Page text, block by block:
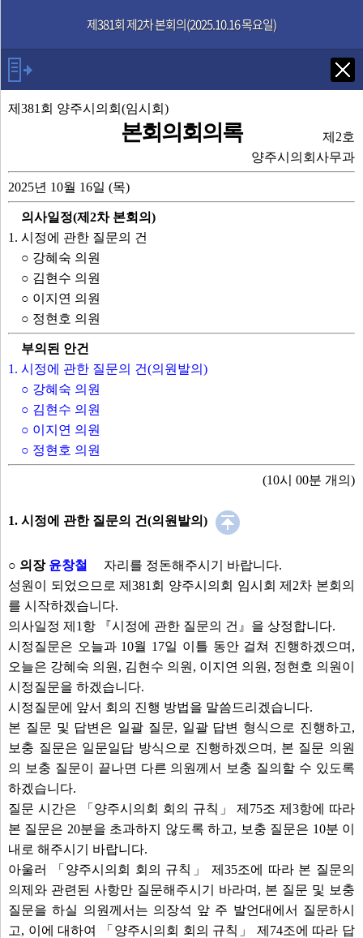
제381회 제2차 본회의(2025.10.16 목요일)
Tab키로 다음 검색
의장 윤창철
강혜숙 의원
시장
김현수 의원
최수연 의원
문화관광과장
이지연 의원
도시주택국장
교통과장
사회복지과장
정현호 의원
도로관리과장
발언보기 선택취소
안건
1. 시정에 관한 질문의 건(의원발의)
○ 강혜숙 의원
○ 김현수 의원
○ 이지연 의원
○ 정현호 의원
안건보기 선택취소
부록
제381회 양주시의회(임시회)
본회의회의록
제2호
양주시의회사무과
2025년 10월 16일 (목)
의사일정(제2차 본회의)
1. 시정에 관한 질문의 건
○ 강혜숙 의원
○ 김현수 의원
○ 이지연 의원
○ 정현호 의원
부의된 안건
1. 시정에 관한 질문의 건(의원발의)
○ 강혜숙 의원
○ 김현수 의원
○ 이지연 의원
○ 정현호 의원
(10시 00분 개의)
1. 시정에 관한 질문의 건(의원발의)
○ 의장 윤창철
자리를 정돈해주시기 바랍니다.
성원이 되었으므로 제381회 양주시의회 임시회 제2차 본회의
를 시작하겠습니다.
의사일정 제1항 『시정에 관한 질문의 건』을 상정합니다.
시정질문은 오늘과 10월 17일 이틀 동안 걸쳐 진행하겠으며,
오늘은 강혜숙 의원, 김현수 의원, 이지연 의원, 정현호 의원이
시정질문을 하겠습니다.
시정질문에 앞서 회의 진행 방법을 말씀드리겠습니다.
본 질문 및 답변은 일괄 질문, 일괄 답변 형식으로 진행하고,
보충 질문은 일문일답 방식으로 진행하겠으며, 본 질문 의원
의 보충 질문이 끝나면 다른 의원께서 보충 질의할 수 있도록
하겠습니다.
질문 시간은 「양주시의회 회의 규칙」 제75조 제3항에 따라
본 질문은 20분을 초과하지 않도록 하고, 보충 질문은 10분 이
내로 해주시기 바랍니다.
아울러 「양주시의회 회의 규칙」 제35조에 따라 본 질문의
의제와 관련된 사항만 질문해주시기 바라며, 본 질문 및 보충
질문을 하실 의원께서는 의장석 앞 주 발언대에서 질문하시
고, 이에 대하여 「양주시의회 회의 규칙」 제74조에 따라 답